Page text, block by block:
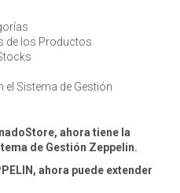
de los Productos
el Sistema de Gestión
ahora tiene la
de Gestión Zeppelin.
ahora puede extender